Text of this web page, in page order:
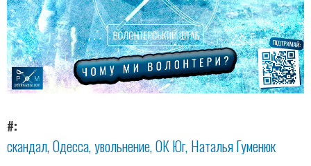
#
скандал Одесса увольнение ОК Юг Наталья Гуменюк